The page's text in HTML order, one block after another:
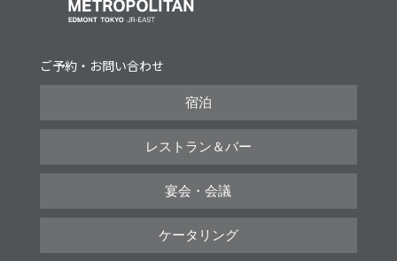
ご予約・お問い合わせ
宿泊
レストラン＆バー
宴会・会議
ケータリング